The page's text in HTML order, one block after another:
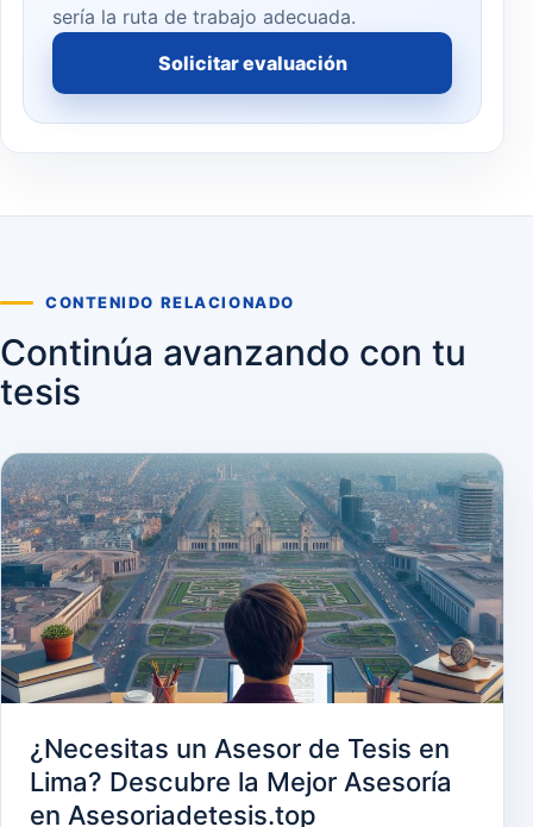
sería la ruta de trabajo adecuada.
Solicitar evaluación
CONTENIDO RELACIONADO
Continúa avanzando con tu
tesis
¿Necesitas un Asesor de Tesis en
Lima? Descubre la Mejor Asesoría
en Asesoriadetesis.top